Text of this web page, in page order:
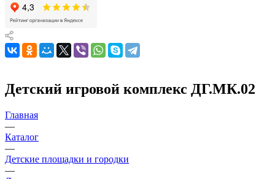
Детский игровой комплекс ДГ.МК.02
Главная
—
Каталог
—
Детские площадки и городки
—